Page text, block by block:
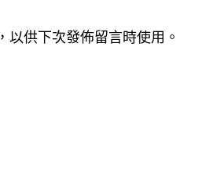
供下次發佈留言時使用。